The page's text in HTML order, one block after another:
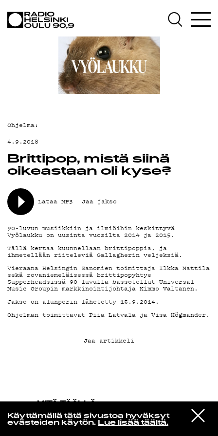
Käyttämällä tätä sivustoa hyväksyt
evästeiden käytön. Lue lisää täältä.
VIESTI
STUDIOON
MITÄ TÄÄLLÄ
Andrew Wasylyk
Last Sunbeams of Childhood
AJANKOHTAISTA
OHJELMAT
TEKIJÄT
ON-DEMAND
MAINOSTA
YHTEYSTIEDOT
G LIVELAB
YSTÄVÄKLUBI
TIETOSUOJA
KIRJAUDU SISÄÄN
Ohjelma:
4.9.2018
Brittipop, mistä siinä
oikeastaan oli kyse?
Lataa MP3 Jaa jakso
90-luvun musiikkiin ja ilmiöihin keskittyvä
Vyölaukku on uusinta vuosilta 2014 ja 2015.
Tällä kertaa kuunnellaan brittipoppia, ja
ihmetellään riiteleviä Gallagherin veljeksiä.
Vieraana Helsingin Sanomien toimittaja Ilkka Mattila
sekä rovaniemeläisessä brittipopyhtye
Supperheadsissä 90-luvulla bassotellut Universal
Music Groupin markkinointijohtaja Kimmo Valtanen.
Jakso on alunperin lähetetty 15.9.2014.
Oh­jel­man toi­mit­ta­vat Piia Lat­­va­­la ja Vi­­sa Hög­­man­­der.
Jaa artikkeli